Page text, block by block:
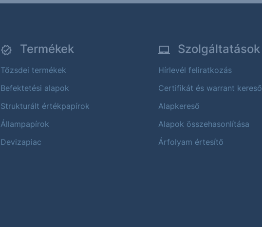
Termékek
Tőzsdei termékek
Befektetési alapok
Strukturált értékpapírok
Állampapírok
Devizapiac
Szolgáltatások
Hírlevél feliratkozás
Certifikát és warrant kereső
Alapkereső
Alapok összehasonlítása
Árfolyam értesítő